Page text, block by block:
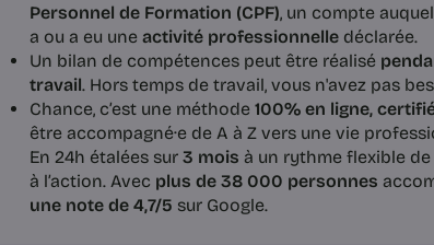
Personnel de Formation (CPF), un compte
a ou a eu une activité professionnelle déclarée.
Un bilan de compétences peut être réalisé
travail. Hors temps de travail, vous n'avez pas
Chance, c’est une méthode 100% en ligne,
être accompagné·e de A à Z vers une vie
En 24h étalées sur 3 mois à un rythme flexible de
à l’action. Avec plus de 38 000 personnes
une note de 4,7/5 sur Google.